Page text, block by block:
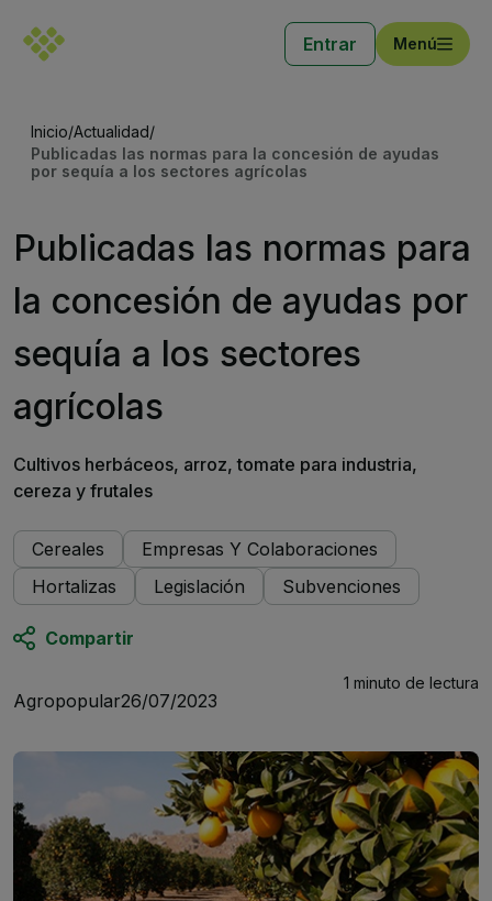
Entrar Menú
Inicio/Actualidad/
Publicadas las normas para la concesión de ayudas
por sequía a los sectores agrícolas
Publicadas las normas para
la concesión de ayudas por
sequía a los sectores
agrícolas
Cultivos herbáceos, arroz, tomate para industria,
cereza y frutales
Cereales
Empresas Y Colaboraciones
Hortalizas
Legislación Subvenciones
Compartir
Agropopular26/07/2023
1 minuto de lectura